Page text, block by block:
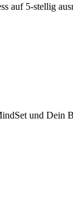
auf 5-stellig
und Dein